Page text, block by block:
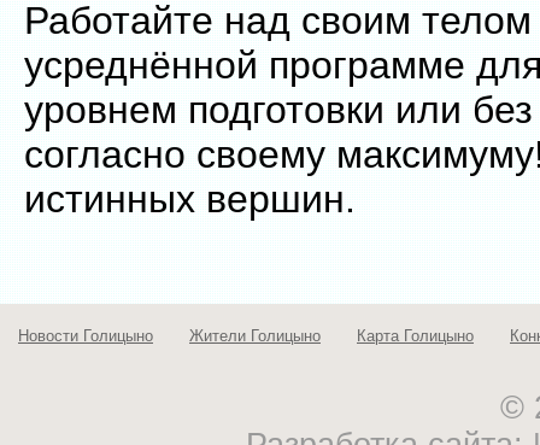
Работайте над своим
усреднённой программе
уровнем подготовки или
согласно своему
истинных вершин.
Новости Голицыно Жители Голицыно Карта Голицыно
©